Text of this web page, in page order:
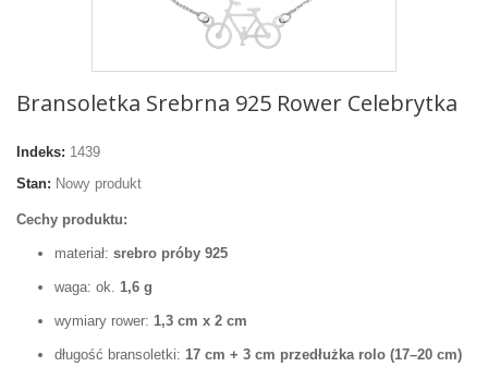
Bransoletka Srebrna 925 Rower Celebrytka
Indeks: 1439
Stan: Nowy produkt
Cechy produktu:
materiał: srebro próby 925
waga: ok. 1,6 g
wymiary rower: 1,3 cm x 2 cm
długość bransoletki: 17 cm + 3 cm przedłużka rolo (17–20 cm)